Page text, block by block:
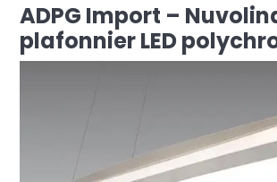
ADPG Import –
plafonnier LED